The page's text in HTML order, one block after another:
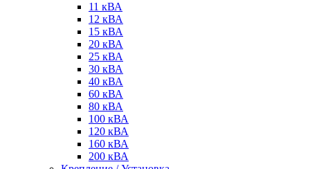
11 кВА
12 кВА
15 кВА
20 кВА
25 кВА
30 кВА
40 кВА
60 кВА
80 кВА
100 кВА
120 кВА
160 кВА
200 кВА